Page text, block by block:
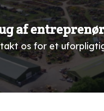
af
os for et